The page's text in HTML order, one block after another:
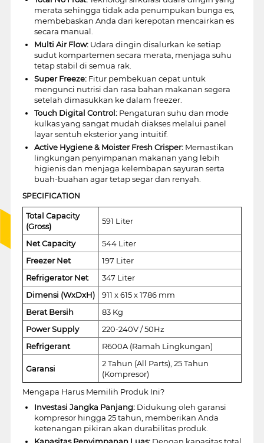
merata sehingga tidak ada penumpukan bunga es,
membebaskan Anda dari kerepotan mencairkan es
secara manual.
Multi Air Flow:Udara dingin disalurkan ke setiap
sudut kompartemen secara merata, menjaga suhu
tetap stabil di semua rak.
Super Freeze:Fitur pembekuan cepat untuk
mengunci nutrisi dan rasa bahan makanan segera
setelah dimasukkan ke dalam freezer.
Touch Digital Control:Pengaturan suhu dan mode
kulkas yang sangat mudah diakses melalui panel
layar sentuh eksterior yang intuitif.
Active Hygiene & Moister Fresh Crisper:Memastikan
lingkungan penyimpanan makanan yang lebih
higienis dan menjaga kelembapan sayuran serta
buah-buahan agar tetap segar dan renyah.
SPECIFICATION
Total Capacity
(Gross)
591 Liter
Net Capacity
544 Liter
Freezer Net
197 Liter
Refrigerator Net
347 Liter
Dimensi (WxDxH)
911 x 615 x 1786 mm
Berat Bersih
83 Kg
Power Supply
220-240V / 50Hz
Refrigerant
R600A (Ramah Lingkungan)
Garansi
2 Tahun (All Parts), 25 Tahun
(Kompresor)
Mengapa Harus Memilih Produk Ini?
Investasi Jangka Panjang:Didukung oleh garansi
kompresor hingga 25 tahun, memberikan Anda
ketenangan pikiran akan durabilitas produk.
Kapasitas Penyimpanan Luas:Dengan kapasitas total